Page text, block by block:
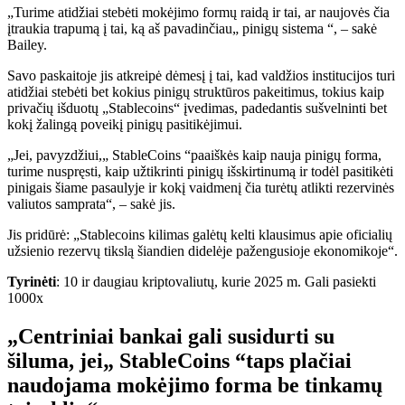
„Turime atidžiai stebėti mokėjimo formų raidą ir tai, ar naujovės čia
įtraukia trapumą į tai, ką aš pavadinčiau„ pinigų sistema “, – sakė
Bailey.
Savo paskaitoje jis atkreipė dėmesį į tai, kad valdžios institucijos turi
atidžiai stebėti bet kokius pinigų struktūros pakeitimus, tokius kaip
privačių išduotų „Stablecoins“ įvedimas, padedantis sušvelninti bet
kokį žalingą poveikį pinigų pasitikėjimui.
„Jei, pavyzdžiui,„ StableCoins “paaiškės kaip nauja pinigų forma,
turime nuspręsti, kaip užtikrinti pinigų išskirtinumą ir todėl pasitikėti
pinigais šiame pasaulyje ir kokį vaidmenį čia turėtų atlikti rezervinės
valiutos samprata“, – sakė jis.
Jis pridūrė: „Stablecoins kilimas galėtų kelti klausimus apie oficialių
užsienio rezervų tikslą šiandien didelėje pažengusioje ekonomikoje“.
Tyrinėti: 10 ir daugiau kriptovaliutų, kurie 2025 m. Gali pasiekti
1000x
„Centriniai bankai gali susidurti su
šiluma, jei„ StableCoins “taps plačiai
naudojama mokėjimo forma be tinkamų